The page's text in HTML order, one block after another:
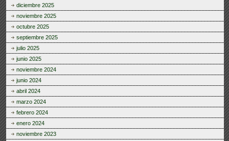
diciembre 2025
noviembre 2025
octubre 2025
septiembre 2025
julio 2025
junio 2025
noviembre 2024
junio 2024
abril 2024
marzo 2024
febrero 2024
enero 2024
noviembre 2023